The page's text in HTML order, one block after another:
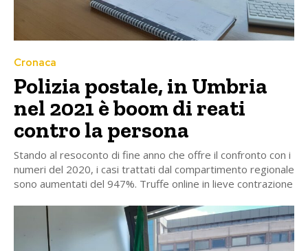
Cronaca
Polizia postale, in Umbria
nel 2021 è boom di reati
contro la persona
Stando al resoconto di fine anno che offre il confronto con i
numeri del 2020, i casi trattati dal compartimento regionale
sono aumentati del 947%. Truffe online in lieve contrazione